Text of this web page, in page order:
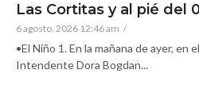
Las Cortitas y al pié del
6 agosto, 2026 12:46 am /
•El Niño 1. En la mañana de ayer, en
Intendente Dora Bogdan...